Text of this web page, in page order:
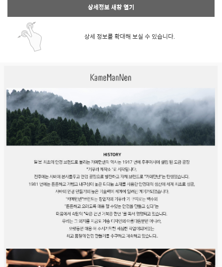
상세정보 새창 열기
상세 정보를 확대해 보실 수 있습니다.